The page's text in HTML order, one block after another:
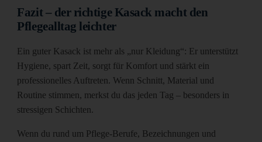
Fazit – der richtige Kasack macht den
Pflegealltag leichter
Ein guter Kasack ist mehr als „nur Kleidung“: Er unterstützt
Hygiene, spart Zeit, sorgt für Komfort und stärkt ein
professionelles Auftreten. Wenn Schnitt, Material und
Routine stimmen, merkst du das jeden Tag – besonders in
stressigen Schichten.
Wenn du rund um Pflege-Berufe, Bezeichnungen und